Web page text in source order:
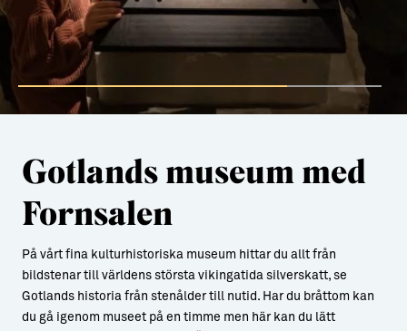
Gotlands museum med
Fornsalen
På vårt fina kulturhistoriska museum hittar du allt från
bildstenar till världens största vikingatida silverskatt, se
Gotlands historia från stenålder till nutid. Har du bråttom kan
du gå igenom museet på en timme men här kan du lätt